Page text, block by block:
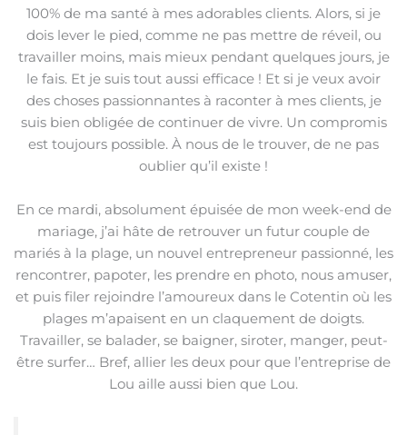
100% de ma santé à mes adorables clients. Alors, si je
dois lever le pied, comme ne pas mettre de réveil, ou
travailler moins, mais mieux pendant quelques jours, je
le fais. Et je suis tout aussi efficace ! Et si je veux avoir
des choses passionnantes à raconter à mes clients, je
suis bien obligée de continuer de vivre. Un compromis
est toujours possible. À nous de le trouver, de ne pas
oublier qu’il existe !
En ce mardi, absolument épuisée de mon week-end de
mariage, j’ai hâte de retrouver un futur couple de
mariés à la plage, un nouvel entrepreneur passionné, les
rencontrer, papoter, les prendre en photo, nous amuser,
et puis filer rejoindre l’amoureux dans le Cotentin où les
plages m’apaisent en un claquement de doigts.
Travailler, se balader, se baigner, siroter, manger, peut-
être surfer… Bref, allier les deux pour que l’entreprise de
Lou aille aussi bien que Lou.